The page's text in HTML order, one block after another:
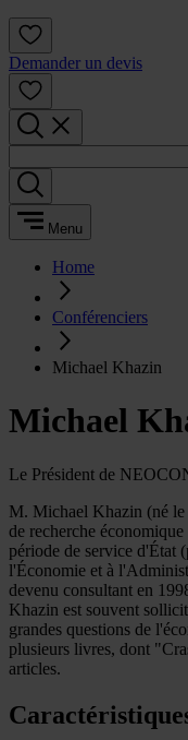
Demander un devis
Menu
Home
Conférenciers
Michael Khazin
Michael
Le Président de
M. Michael Khazin (né le
de recherche
période de service d'État
l'Économie et à
devenu consultant en
Khazin est souvent
grandes questions de
plusieurs livres, dont
articles.